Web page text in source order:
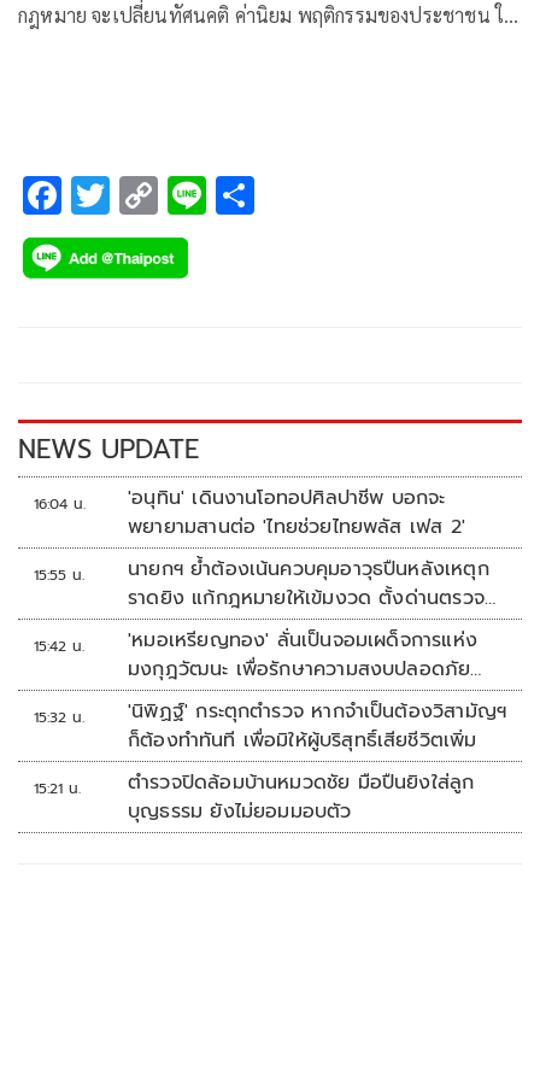
กฎหมาย จะเปลี่ยนทัศนคติ ค่านิยม พฤติกรรมของประชาชน ให้
F
ac
e
k
T
wi
tt
C
o
p
k
Li
NEWS UPDATE
16:04 น.
'อนุทิน' เดินงานโอทอปศิลปาชีพ บอกจะ
พยายามสานต่อ 'ไทยช่วยไทยพลัส เฟส 2'
15:55 น.
นายกฯ ย้ำต้องเน้นควบคุมอาวุธปืนหลังเหตุก
ราดยิง แก้กฎหมายให้เข้มงวด ตั้งด่านตรวจ
เพิ่ม
15:42 น.
'หมอเหรียญทอง' ลั่นเป็นจอมเผด็จการแห่ง
มงกุฎวัฒนะ เพื่อรักษาความสงบปลอดภัย
ภายในรพ.
15:32 น.
'นิพิฏฐ์' กระตุกตำรวจ หากจำเป็นต้องวิสามัญฯ
ก็ต้องทำทันที เพื่อมิให้ผู้บริสุทธิ์เสียชีวิตเพิ่ม
15:21 น.
ตำรวจปิดล้อมบ้านหมวดชัย มือปืนยิงใส่ลูก
บุญธรรม ยังไม่ยอมมอบตัว